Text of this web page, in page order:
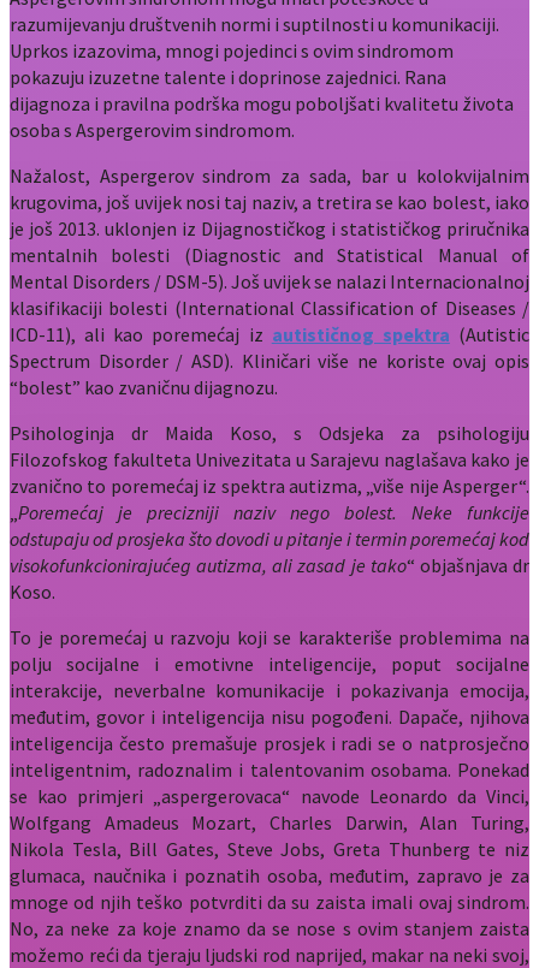
razumijevanju društvenih normi i suptilnosti u komunikaciji.
Uprkos izazovima, mnogi pojedinci s ovim sindromom
pokazuju izuzetne talente i doprinose zajednici. Rana
dijagnoza i pravilna podrška mogu poboljšati kvalitetu života
osoba s Aspergerovim sindromom.
Nažalost, Aspergerov sindrom za sada, bar u kolokvijalnim
krugovima, još uvijek nosi taj naziv, a tretira se kao bolest, iako
je još 2013. uklonjen iz Dijagnostičkog i statističkog priručnika
mentalnih bolesti (Diagnostic and Statistical Manual of
Mental Disorders / DSM-5). Još uvijek se nalazi Internacionalnoj
klasifikaciji bolesti (International Classification of Diseases /
ICD-11), ali kao poremećaj iz autističnog spektra (Autistic
Spectrum Disorder / ASD). Kliničari više ne koriste ovaj opis
“bolest” kao zvaničnu dijagnozu.
Psihologinja dr Maida Koso, s Odsjeka za psihologiju
Filozofskog fakulteta Univezitata u Sarajevu naglašava kako je
zvanično to poremećaj iz spektra autizma, „više nije Asperger“.
„Poremećaj je precizniji naziv nego bolest. Neke funkcije
odstupaju od prosjeka što dovodi u pitanje i termin poremećaj kod
visokofunkcionirajućeg autizma, ali zasad je tako“ objašnjava dr
Koso.
To je poremećaj u razvoju koji se karakteriše problemima na
polju socijalne i emotivne inteligencije, poput socijalne
interakcije, neverbalne komunikacije i pokazivanja emocija,
međutim, govor i inteligencija nisu pogođeni. Dapače, njihova
inteligencija često premašuje prosjek i radi se o natprosječno
inteligentnim, radoznalim i talentovanim osobama. Ponekad
se kao primjeri „aspergerovaca“ navode Leonardo da Vinci,
Wolfgang Amadeus Mozart, Charles Darwin, Alan Turing,
Nikola Tesla, Bill Gates, Steve Jobs, Greta Thunberg te niz
glumaca, naučnika i poznatih osoba, međutim, zapravo je za
mnoge od njih teško potvrditi da su zaista imali ovaj sindrom.
No, za neke za koje znamo da se nose s ovim stanjem zaista
možemo reći da tjeraju ljudski rod naprijed, makar na neki svoj,